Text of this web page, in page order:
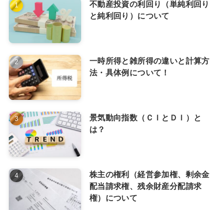
不動産投資の利回り（単純利回り
と純利回り）について
一時所得と雑所得の違いと計算方
法・具体例について！
景気動向指数（ＣＩとＤＩ）と
は？
株主の権利（経営参加権、剰余金
配当請求権、残余財産分配請求
権）について